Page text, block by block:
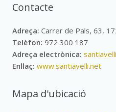
Contacte
Adreça: Carrer de Pals, 63,
Telèfon: 972 300 187
Adreça electrònica:
Enllaç: www.santiavelli.net
Mapa d'ubicació